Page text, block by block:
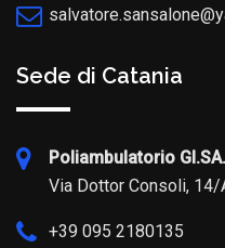
Sede di Catania
Poliambulatorio GI.SA.
Via Dottor Consoli, 14/
+39 095 2180135